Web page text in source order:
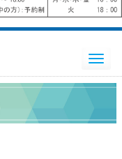
Toggle
navigation